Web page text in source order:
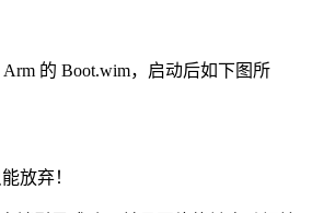
的 Boot.wim，启动后如下图所
放弃！